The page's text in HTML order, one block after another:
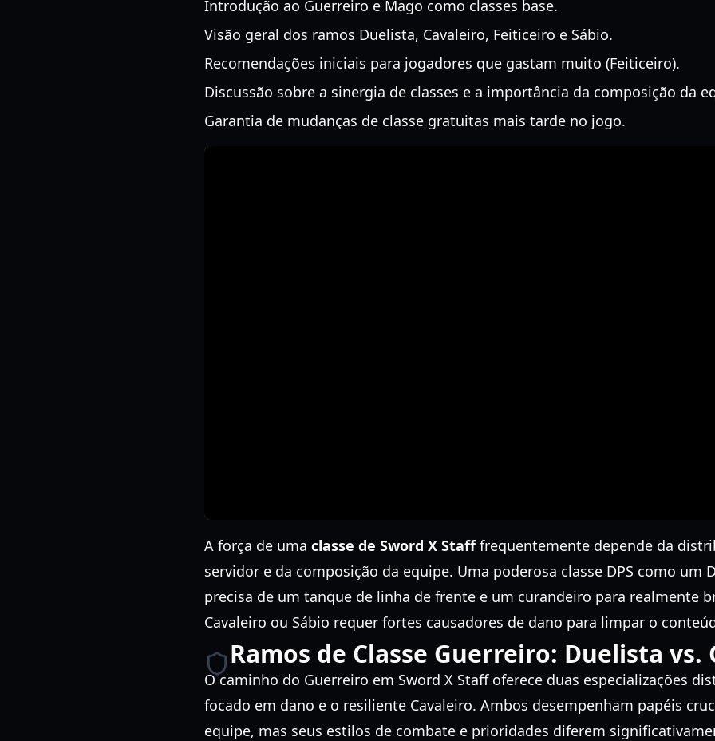
Introdução ao Guerreiro e Mago como classes base.
Visão geral dos ramos Duelista, Cavaleiro, Feiticeiro e Sábio.
Recomendações iniciais para jogadores que gastam muito (Feiticeiro).
Discussão sobre a sinergia de classes e a importância da composição da
Garantia de mudanças de classe gratuitas mais tarde no jogo.
A força de uma classe de Sword X Stafffrequentemente depende da
servidor e da composição da equipe. Uma poderosa classe DPS como um
precisa de um tanque de linha de frente e um curandeiro para realmente
Cavaleiro ou Sábio requer fortes causadores de dano para limpar o
Ramos de Classe Guerreiro: Duelista vs.
O caminho do Guerreiro em Sword X Staff oferece duas especializações
focado em dano e o resiliente Cavaleiro. Ambos desempenham papéis
equipe, mas seus estilos de combate e prioridades diferem